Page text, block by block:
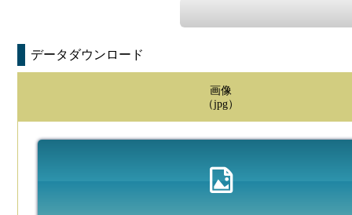
データダウンロード
画像
（jpg）